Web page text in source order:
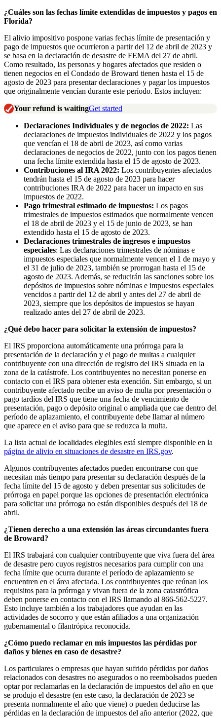
¿Cuáles son las fechas límite extendidas de impuestos y pagos en
Florida?
El alivio impositivo pospone varias fechas límite de presentación y
pago de impuestos que ocurrieron a partir del 12 de abril de 2023 y
se basa en la declaración de desastre de FEMA del 27 de abril.
Como resultado, las personas y hogares afectados que residen o
tienen negocios en el Condado de Broward tienen hasta el 15 de
agosto de 2023 para presentar declaraciones y pagar los impuestos
que originalmente vencían durante este período. Estos incluyen:
Your refund is waitingGet started
Declaraciones Individuales y de negocios de 2022: Las
declaraciones de impuestos individuales de 2022 y los pagos
que vencían el 18 de abril de 2023, así como varias
declaraciones de negocios de 2022, junto con los pagos tienen
una fecha límite extendida hasta el 15 de agosto de 2023.
Contribuciones al IRA 2022: Los contribuyentes afectados
tendrán hasta el 15 de agosto de 2023 para hacer
contribuciones IRA de 2022 para hacer un impacto en sus
impuestos de 2022.
Pago trimestral estimado de impuestos: Los pagos
trimestrales de impuestos estimados que normalmente vencen
el 18 de abril de 2023 y el 15 de junio de 2023, se han
extendido hasta el 15 de agosto de 2023.
Declaraciones trimestrales de ingresos e impuestos
especiales: Las declaraciones trimestrales de nóminas e
impuestos especiales que normalmente vencen el 1 de mayo y
el 31 de julio de 2023, también se prorrogan hasta el 15 de
agosto de 2023. Además, se reducirán las sanciones sobre los
depósitos de impuestos sobre nóminas e impuestos especiales
vencidos a partir del 12 de abril y antes del 27 de abril de
2023, siempre que los depósitos de impuestos se hayan
realizado antes del 27 de abril de 2023.
¿Qué debo hacer para solicitar la extensión de impuestos?
El IRS proporciona automáticamente una prórroga para la
presentación de la declaración y el pago de multas a cualquier
contribuyente con una dirección de registro del IRS situada en la
zona de la catástrofe. Los contribuyentes no necesitan ponerse en
contacto con el IRS para obtener esta exención. Sin embargo, si un
contribuyente afectado recibe un aviso de multa por presentación o
pago tardíos del IRS que tiene una fecha de vencimiento de
presentación, pago o depósito original o ampliada que cae dentro del
período de aplazamiento, el contribuyente debe llamar al número
que aparece en el aviso para que se reduzca la multa.
La lista actual de localidades elegibles está siempre disponible en la
página de alivio en situaciones de desastre en IRS.gov.
Algunos contribuyentes afectados pueden encontrarse con que
necesitan más tiempo para presentar su declaración después de la
fecha límite del 15 de agosto y deben presentar sus solicitudes de
prórroga en papel porque las opciones de presentación electrónica
para solicitar una prórroga no están disponibles después del 18 de
abril.
¿Tienen derecho a una extensión las áreas circundantes fuera
de Broward?
El IRS trabajará con cualquier contribuyente que viva fuera del área
de desastre pero cuyos registros necesarios para cumplir con una
fecha límite que ocurra durante el período de aplazamiento se
encuentren en el área afectada. Los contribuyentes que reúnan los
requisitos para la prórroga y vivan fuera de la zona catastrófica
deben ponerse en contacto con el IRS llamando al 866-562-5227.
Esto incluye también a los trabajadores que ayudan en las
actividades de socorro y que están afiliados a una organización
gubernamental o filantrópica reconocida.
¿Cómo puedo reclamar en mis impuestos las pérdidas por
daños y bienes en caso de desastre?
Los particulares o empresas que hayan sufrido pérdidas por daños
relacionados con desastres no asegurados o no reembolsados pueden
optar por reclamarlas en la declaración de impuestos del año en que
se produjo el desastre (en este caso, la declaración de 2023 se
presenta normalmente el año que viene) o pueden deducirse las
pérdidas en la declaración de impuestos del año anterior (2022, que